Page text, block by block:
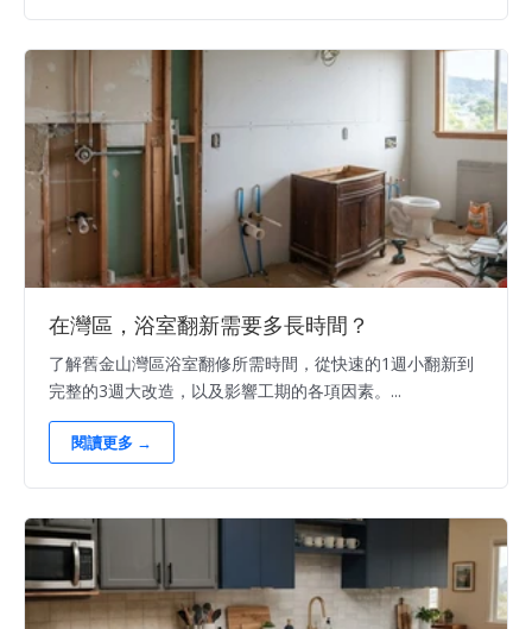
在灣區，浴室翻新需要多長時間？
了解舊金山灣區浴室翻修所需時間，從快速的1週小翻新到
完整的3週大改造，以及影響工期的各項因素。...
閱讀更多 →